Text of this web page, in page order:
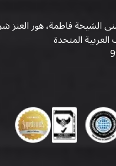
64، مبنى الشيخة فاطمة، هور
المتحدة